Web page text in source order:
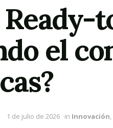
Ready-
el
1 de julio de 2026 in Innovación,